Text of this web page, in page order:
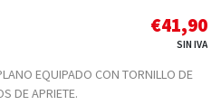
€41,90
SIN IVA
EQUIPADO CON TORNILLO DE
DE APRIETE.